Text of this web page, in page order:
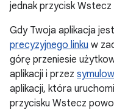
jednak przycisk Wstecz
Gdy Twoja aplikacja
precyzyjnego linku w
górę przeniesie
aplikacji i przez
aplikacji, która
przycisku Wstecz